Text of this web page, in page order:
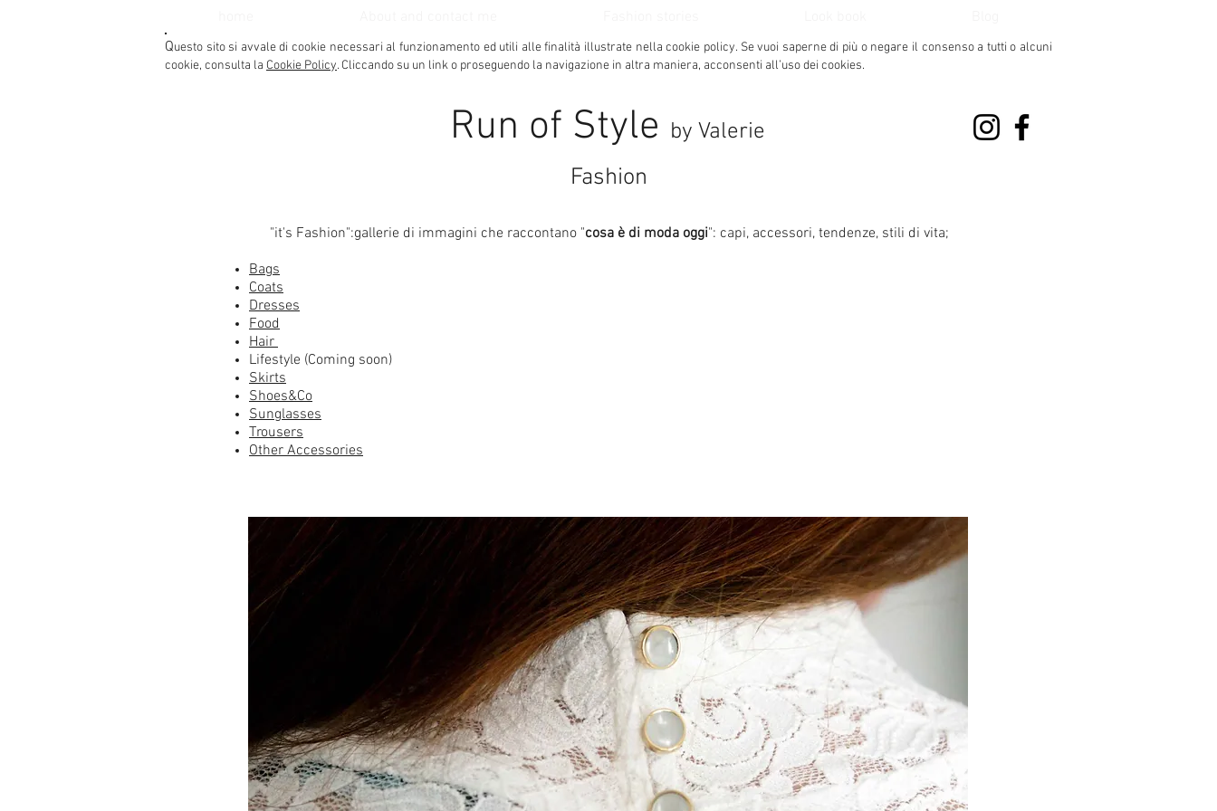
Questo sito si avvale di cookie necessari al funzionamento ed utili alle finalità illustrate nella cookie policy. Se vuoi saperne di più o negare il consenso a tutti o alcuni
cookie, consulta la Cookie Policy. Cliccando su un link o proseguendo la navigazione in altra maniera, acconsenti all’uso dei cookies.
Run of Style by Valerie
Fashion
"it's Fashion":gallerie di immagini che raccontano "cosa è di moda oggi": capi, accessori, tendenze, stili di vita;
Bags
Coats
Dresses
Food
Hair
Lifestyle (Coming soon)
Skirts
Shoes&Co
Sunglasses
Trousers
Other Accessories